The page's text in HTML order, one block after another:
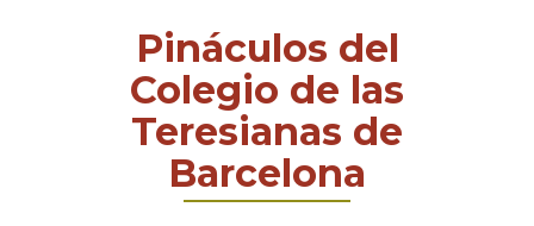
Pináculos del
Colegio de las
Teresianas de
Barcelona